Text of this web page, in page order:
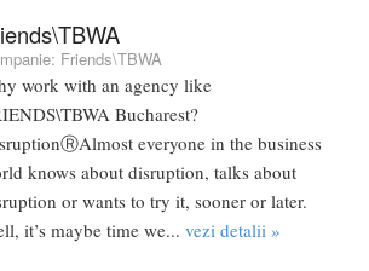
Friends\TBWA
work with an agency like
Bucharest?
everyone in the business
knows about disruption, talks about
or wants to try it, sooner or later.
it’s maybe time we... vezi detalii »